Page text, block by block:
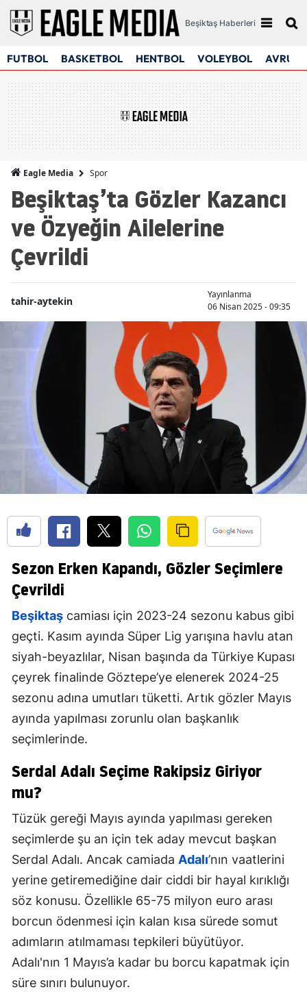
Beşiktaş Haberleri
FUTBOL BASKETBOL HENTBOL VOLEYBOL
Eagle Media Spor
Beşiktaş’ta Gözler Kazancı
ve Özyeğin Ailelerine
Çevrildi
tahir-aytekin
Yayınlanma
06 Nisan 2025 - 09:35
Sezon Erken Kapandı, Gözler Seçimlere
Çevrildi
Beşiktaş camiası için 2023-24 sezonu kabus gibi
geçti. Kasım ayında Süper Lig yarışına havlu atan
siyah-beyazlılar, Nisan başında da Türkiye Kupası
çeyrek finalinde Göztepe’ye elenerek 2024-25
sezonu adına umutları tüketti. Artık gözler Mayıs
ayında yapılması zorunlu olan başkanlık
seçimlerinde.
Serdal Adalı Seçime Rakipsiz Giriyor
mu?
Tüzük gereği Mayıs ayında yapılması gereken
seçimlerde şu an için tek aday mevcut başkan
Serdal Adalı. Ancak camiada Adalı’nın vaatlerini
yerine getiremediğine dair ciddi bir hayal kırıklığı
söz konusu. Özellikle 65-75 milyon euro arası
borcun ödenmesi için kalan kısa sürede somut
adımların atılmaması tepkileri büyütüyor.
Adalı'nın 1 Mayıs’a kadar bu borcu kapatmak için
süre sınırı bulunuyor.